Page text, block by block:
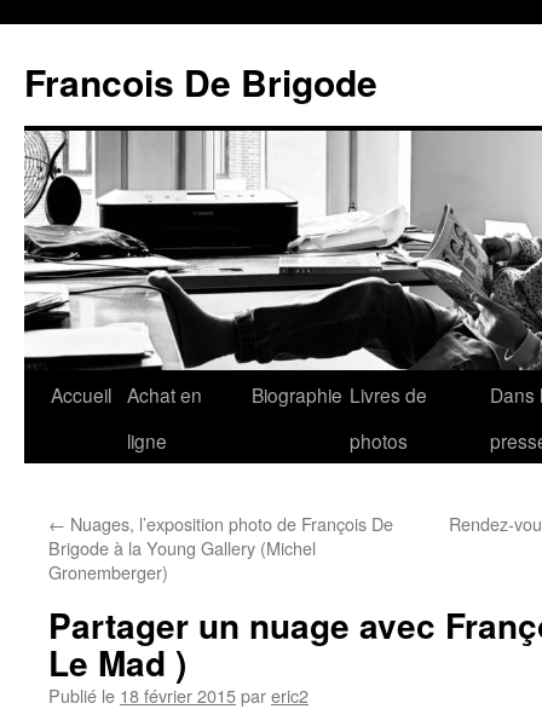
Francois De Brigode
Accueil Achat en
ligne
Biographie Livres de
photos
Dans
← Nuages, l’exposition photo de François De
Brigode à la Young Gallery (Michel
Gronemberger)
Rendez-
Partager un nuage avec
Le Mad )
Publié le 18 février 2015pareric2